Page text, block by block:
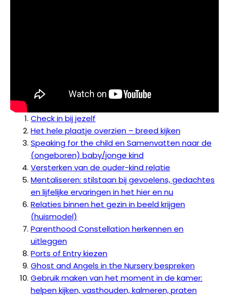
Check in bij jezelf
Het hele plaatje overzien – breed kijken​
Speaking for the child en Samenvatten naar de
(ongeboren) baby/jonge kind
Versterken van de ouder-kind relatie
Mentaliseren: stilstaan bij gevoelens, gedachtes
en lijfelijke ervaringen in het hier en nu
Relaties binnen het gezin in beeld krijgen
(huismodel)​
Parenthood Constellation herkennen en
uitleggen​
Ports of Entry kiezen​
Ghost and Angels in the Nursery bespreken​
Gebruik maken van het moment in de kamer:
helpen kijken, vasthouden, kalmeren, praten​